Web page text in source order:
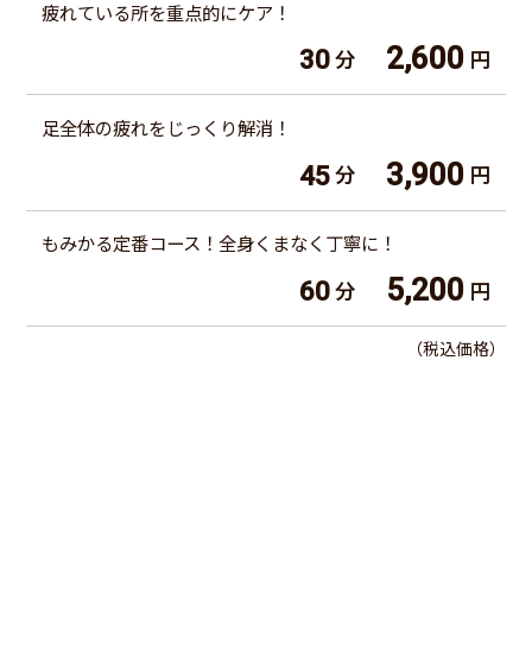
疲れている所を重点的にケア！
30 分 2,600 円
足全体の疲れをじっくり解消！
45 分 3,900 円
もみかる定番コース！全身くまなく丁寧に！
60 分 5,200 円
（税込価格）